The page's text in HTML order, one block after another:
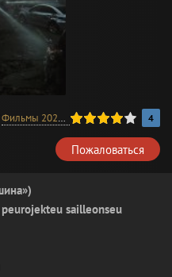
Фильмы 2023 года /В хорошем
2 3 4 5 4
Пожаловаться
sailleonseu